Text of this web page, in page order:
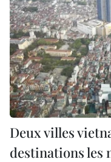
Deux villes
destinations les